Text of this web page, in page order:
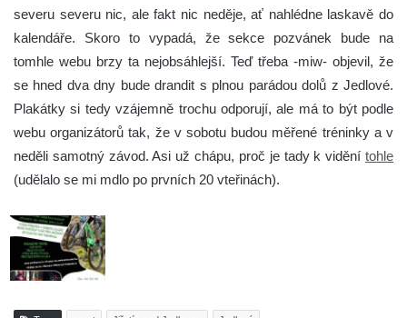
severu severu nic, ale fakt nic neděje, ať nahlédne laskavě do
kalendáře. Skoro to vypadá, že sekce pozvánek bude na
tomhle webu brzy ta nejobsáhlejší. Teď třeba -miw- objevil, že
se hned dva dny bude drandit s plnou parádou dolů z Jedlové.
Plakátky si tedy vzájemně trochu odporují, ale má to být podle
webu organizátorů tak, že v sobotu budou měřené tréninky a v
neděli samotný závod. Asi už chápu, proč je tady k vidění tohle
(udělalo se mi mdlo po prvních 20 vteřinách).